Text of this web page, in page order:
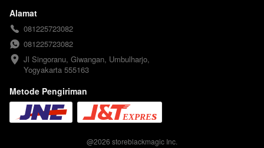
Alamat
081225723082
081225723082
Jl Singoranu, Giwangan, Umbulharjo,
Yogyakarta 555163
Metode Pengiriman
@2026 storeblackmagic Inc.